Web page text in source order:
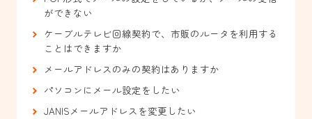
ができない
ケーブルテレビ回線契約で、市販のルータを利用する
ことはできますか
メールアドレスのみの契約はありますか
パソコンにメール設定をしたい
JANISメールアドレスを変更したい